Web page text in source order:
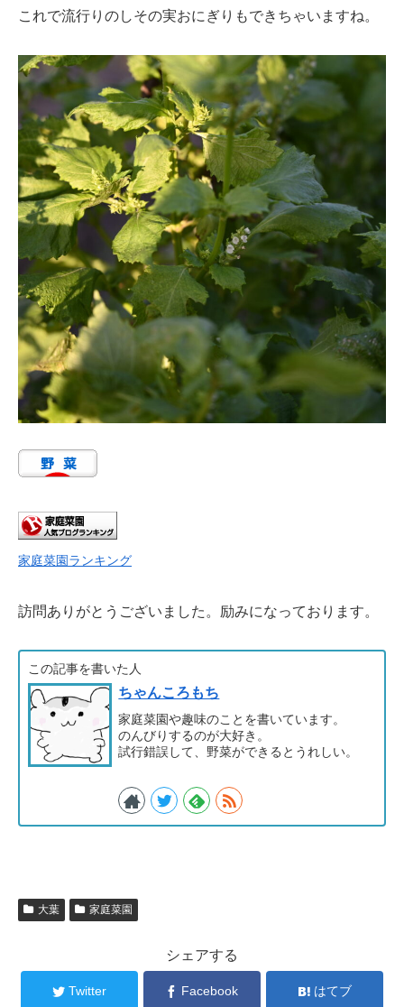
これで流行りのしその実おにぎりもできちゃいますね。
家庭菜園ランキング
訪問ありがとうございました。励みになっております。
この記事を書いた人
ちゃんころもち
家庭菜園や趣味のことを書いています。
のんびりするのが大好き。
試行錯誤して、野菜ができるとうれしい。
大葉 家庭菜園
シェアする
Twitter Facebook はてブ